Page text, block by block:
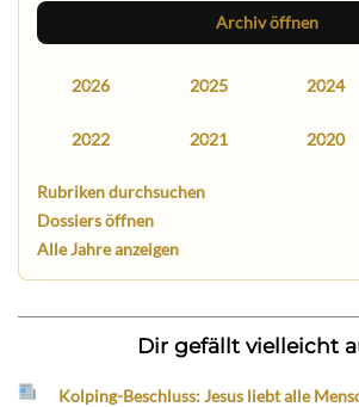
Archiv öffnen
2026 2025 2024
2022 2021 2020
Rubriken durchsuchen
Dossiers öffnen
Alle Jahre anzeigen
Dir gefällt vielleicht
Kolping-Beschluss: Jesus liebt alle